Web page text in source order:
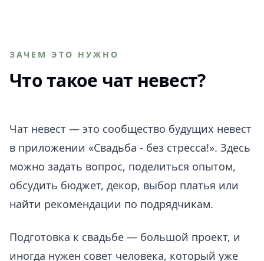
ЗАЧЕМ ЭТО НУЖНО
Что такое чат невест?
Чат невест — это сообщество будущих невест
в приложении «Свадьба - без стресса!». Здесь
можно задать вопрос, поделиться опытом,
обсудить бюджет, декор, выбор платья или
найти рекомендации по подрядчикам.
Подготовка к свадьбе — большой проект, и
иногда нужен совет человека, который уже